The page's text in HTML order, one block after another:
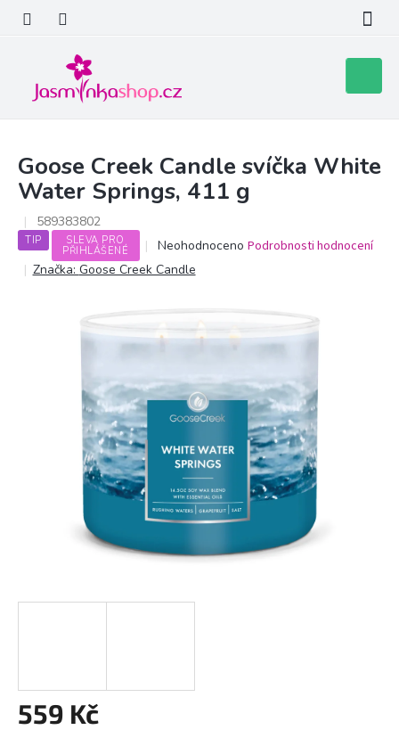
obsah
košík
Goose Creek Candle svíčka White
Water Springs, 411 g
589383802
TIP
SLEVA PRO
PŘIHLÁŠENÉ
Průměrné
hodnocení
produktu
Neohodnoceno Podrobnosti hodnocení
Značka: Goose Creek Candle
559 Kč